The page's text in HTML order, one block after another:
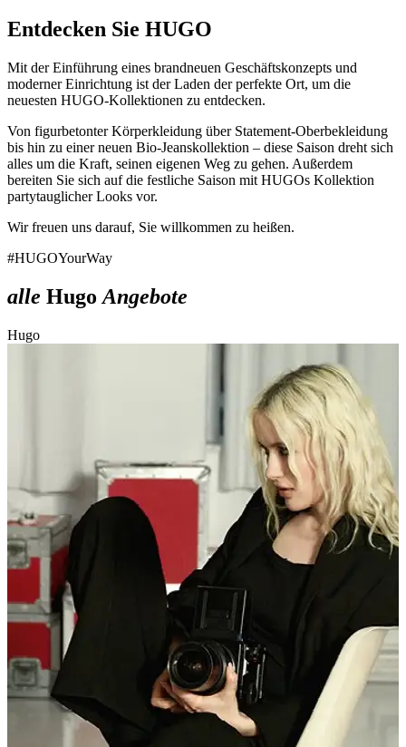
Entdecken Sie HUGO
Mit der Einführung eines brandneuen Geschäftskonzepts und
moderner Einrichtung ist der Laden der perfekte Ort, um die
neuesten HUGO-Kollektionen zu entdecken.
Von figurbetonter Körperkleidung über Statement-Oberbekleidung
bis hin zu einer neuen Bio-Jeanskollektion – diese Saison dreht sich
alles um die Kraft, seinen eigenen Weg zu gehen. Außerdem
bereiten Sie sich auf die festliche Saison mit HUGOs Kollektion
partytauglicher Looks vor.
Wir freuen uns darauf, Sie willkommen zu heißen.
#HUGOYourWay
alle Hugo Angebote
Hugo